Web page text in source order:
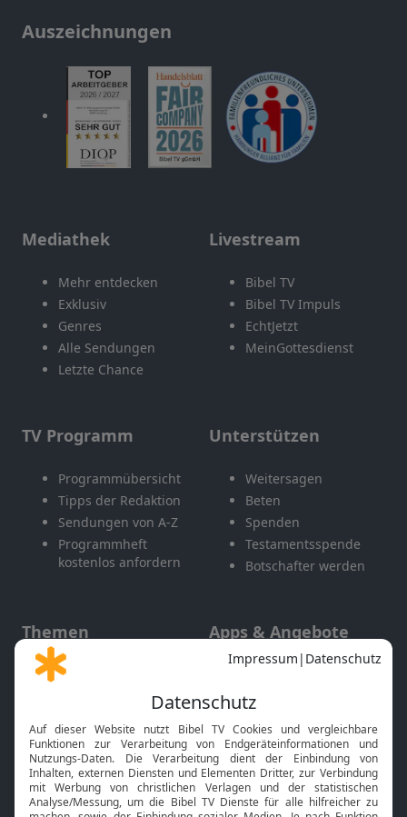
Auszeichnungen
Mediathek
Mehr entdecken
Exklusiv
Genres
Alle Sendungen
Letzte Chance
Livestream
Bibel TV
Bibel TV Impuls
EchtJetzt
MeinGottesdienst
TV Programm
Programmübersicht
Tipps der Redaktion
Sendungen von A-Z
Programmheft
kostenlos anfordern
Unterstützen
Weitersagen
Beten
Spenden
Testamentsspende
Botschafter werden
Themen
Gott und Bibel erklärt
Neuigkeiten
Apps & Angebote
Mobile App
Smart TV
HbbTV
Bibelthek Online-Bibel
Nächster Gottesdienst